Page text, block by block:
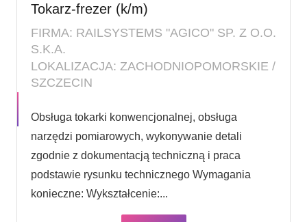
Tokarz-frezer (k/m)
FIRMA: RAILSYSTEMS "AGICO" SP. Z O.O.
S.K.A.
LOKALIZACJA: ZACHODNIOPOMORSKIE /
SZCZECIN
Obsługa tokarki konwencjonalnej, obsługa
narzędzi pomiarowych, wykonywanie detali
zgodnie z dokumentacją techniczną i praca
podstawie rysunku technicznego Wymagania
konieczne: Wykształcenie:...